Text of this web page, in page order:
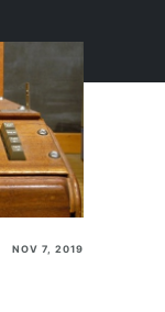
NOV 7, 2019